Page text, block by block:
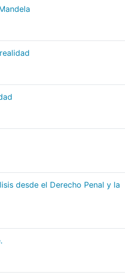
desde el Derecho Penal y la